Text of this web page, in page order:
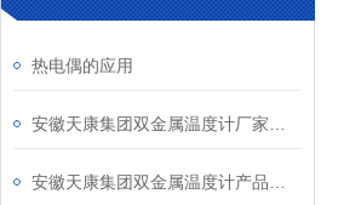
热电偶的应用